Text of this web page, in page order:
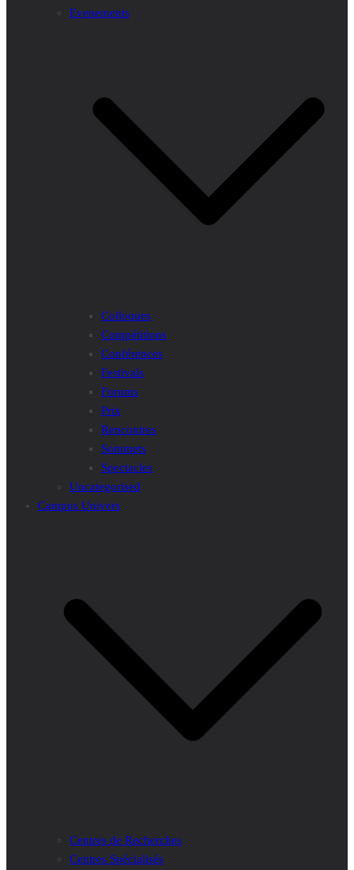
Evenements
Colloques
Compétitions
Conférences
Festivals
Forums
Prix
Rencontres
Sommets
Spectacles
Uncategorised
Campus Univers
Centres de Recherches
Centres Spécialisés